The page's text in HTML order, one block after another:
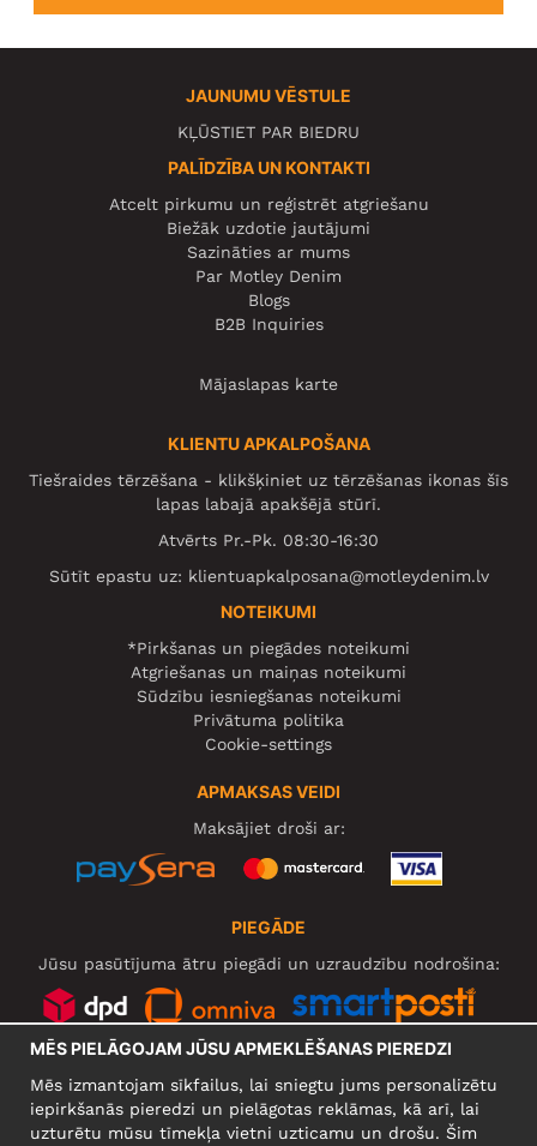
JAUNUMU VĒSTULE
KĻŪSTIET PAR BIEDRU
PALĪDZĪBA UN KONTAKTI
Atcelt pirkumu un reģistrēt atgriešanu
Biežāk uzdotie jautājumi
Sazināties ar mums
Par Motley Denim
Blogs
B2B Inquiries
Mājaslapas karte
KLIENTU APKALPOŠANA
Tiešraides tērzēšana - klikšķiniet uz tērzēšanas ikonas šīs
lapas labajā apakšējā stūrī.
Atvērts Pr.-Pk. 08:30-16:30
Sūtīt epastu uz: klientuapkalposana@motleydenim.lv
NOTEIKUMI
*Pirkšanas un piegādes noteikumi
Atgriešanas un maiņas noteikumi
Sūdzību iesniegšanas noteikumi
Privātuma politika
Cookie-settings
APMAKSAS VEIDI
Maksājiet droši ar:
PIEGĀDE
Jūsu pasūtījuma ātru piegādi un uzraudzību nodrošina:
MĒS PIELĀGOJAM JŪSU APMEKLĒŠANAS PIEREDZI
Mēs izmantojam sīkfailus, lai sniegtu jums personalizētu
iepirkšanās pieredzi un pielāgotas reklāmas, kā arī, lai
uzturētu mūsu tīmekļa vietni uzticamu un drošu. Šim